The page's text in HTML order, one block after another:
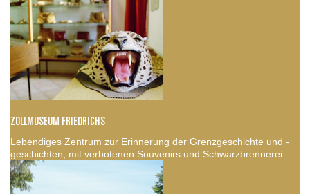
ZOLLMUSEUM FRIEDRICHS
Lebendiges Zentrum zur Erinnerung der Grenzgeschichte und -
geschichten, mit verbotenen Souvenirs und Schwarzbrennerei.